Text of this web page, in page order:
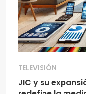
TELEVISIÓN
JIC y su